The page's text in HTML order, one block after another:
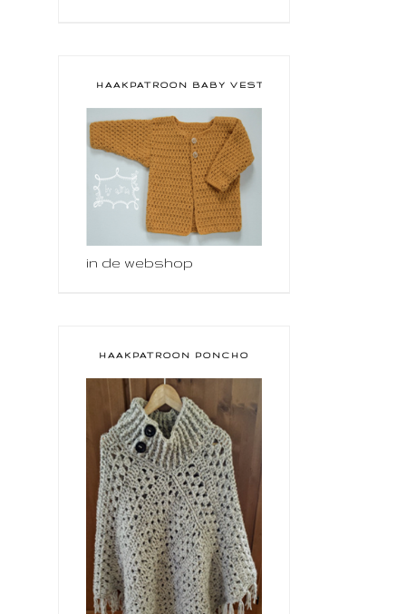
HAAKPATROON BABY VESTJE
in de webshop
HAAKPATROON PONCHO